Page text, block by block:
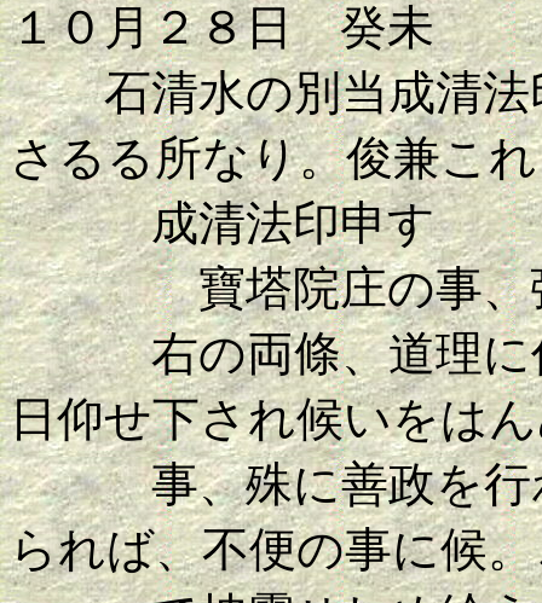
１０月２８日 癸未
石清水の別当成清法
さるる所なり。俊兼こ
成清法印申す
寶塔院庄の事、彌
右の両條、道理に任
日仰せ下され候いをは
事、殊に善政を行わ
られば、不便の事に候